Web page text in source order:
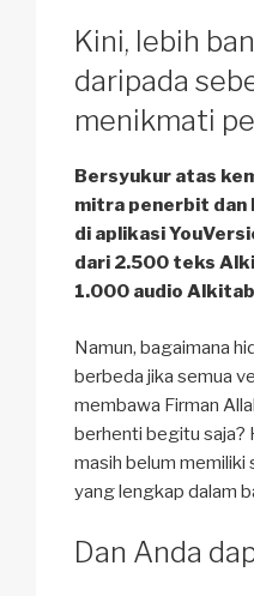
Kini, lebih
daripada
menikmati
Bersyukur atas
mitra penerbit dan
di aplikasi
dari 2.500 teks
1.000 audio
Namun, bagaimana
berbeda jika semua
membawa Firman
berhenti begitu saja?
masih belum memiliki
yang lengkap dalam
Dan Anda